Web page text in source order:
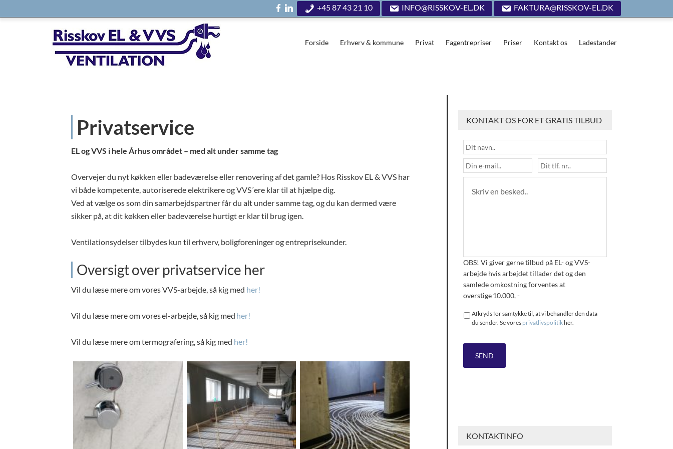
+45 87 43 21 10 INFO@RISSKOV-EL.DK FAKTURA@RISSKOV-EL.DK
Forside Erhverv & kommune Privat Fagentrepriser Priser Kontakt os Ladestander
Privatservice
EL og VVS i hele Århus området – med alt under samme tag
Overvejer du nyt køkken eller badeværelse eller renovering af det gamle? Hos Risskov EL & VVS har
vi både kompetente, autoriserede elektrikere og VVS´ere klar til at hjælpe dig.
Ved at vælge os som din samarbejdspartner får du alt under samme tag, og du kan dermed være
sikker på, at dit køkken eller badeværelse hurtigt er klar til brug igen.
Ventilationsydelser tilbydes kun til erhverv, boligforeninger og entreprisekunder.
Oversigt over privatservice her
Vil du læse mere om vores VVS-arbejde, så kig med her!
Vil du læse mere om vores el-arbejde, så kig med her!
Vil du læse mere om termografering, så kig med her!
KONTAKT OS FOR ET GRATIS TILBUD
OBS! Vi giver gerne tilbud på EL- og VVS-
arbejde hvis arbejdet tillader det og den
samlede omkostning forventes at
overstige 10.000, -
Afkryds for samtykke til, at vi behandler den data
du sender. Se vores privatlivspolitikher.
KONTAKTINFO